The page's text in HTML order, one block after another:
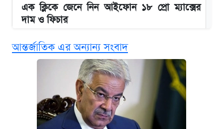
এক ক্লিকে জেনে নিন আইফোন ১৮ প্রো ম্যাক্সের
দাম ও ফিচার
নবম জাতীয় পে-স্কেল নিয়ে সর্বশেষ যা জানা গেল
পাঁচ দপ্তরে নতুন সচিব নিয়োগ দিল সরকার
আজকের বাজারে স্বর্ণ-রুপার দাম (৫ আগস্ট)
আন্তর্জাতিক এর অন্যান্য সংবাদ